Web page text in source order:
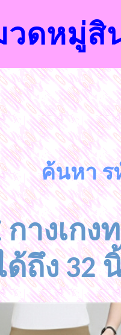
วดหมู่สิ
ค้นหา ร
กางเก
ได้ถึง 32